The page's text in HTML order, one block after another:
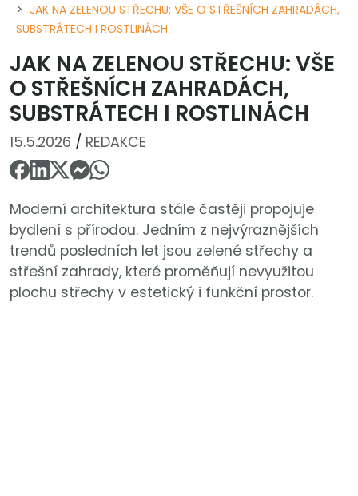
JAK NA ZELENOU STŘECHU: VŠE O STŘEŠNÍCH ZAHRADÁCH,
SUBSTRÁTECH I ROSTLINÁCH
JAK NA ZELENOU STŘECHU: VŠE
O STŘEŠNÍCH ZAHRADÁCH,
SUBSTRÁTECH I ROSTLINÁCH
15.5.2026 / REDAKCE
Moderní architektura stále častěji propojuje
bydlení s přírodou. Jedním z nejvýraznějších
trendů posledních let jsou zelené střechy a
střešní zahrady, které proměňují nevyužitou
plochu střechy v estetický i funkční prostor.